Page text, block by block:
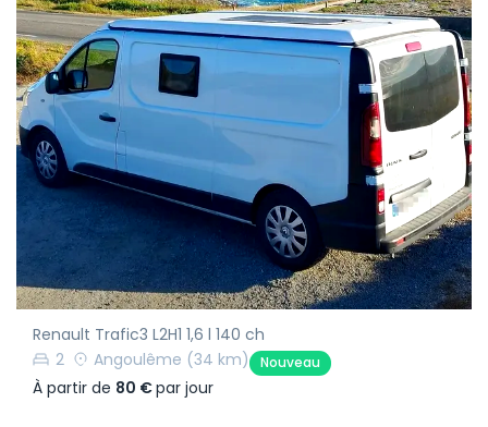
Renault Trafic3 L2H1 1,6 l 140 ch
2
Angoulême (34 km) Nouveau
À partir de 80 €par jour